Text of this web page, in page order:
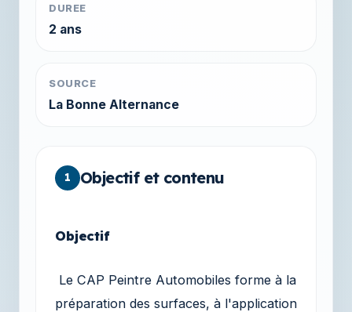
DUREE
2 ans
SOURCE
La Bonne Alternance
1 Objectif et contenu
Objectif
Le CAP Peintre Automobiles forme à la
préparation des surfaces, à l'application